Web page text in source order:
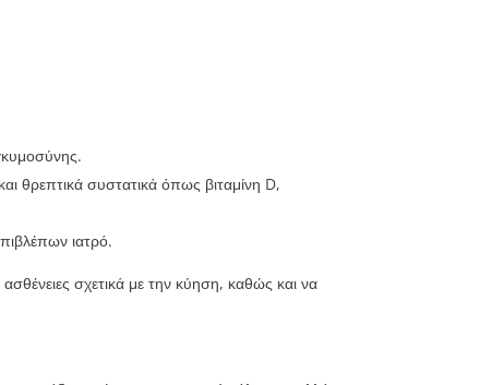
θρεπτικά συστατικά όπως βιταμίνη D,
ιατρό.
σχετικά με την κύηση, καθώς και να